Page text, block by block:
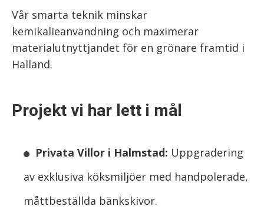
Vår smarta teknik minskar
kemikalieanvändning och maximerar
materialutnyttjandet för en grönare framtid i
Halland.
Projekt vi har lett i mål
Privata Villor i Halmstad: Uppgradering
av exklusiva köksmiljöer med handpolerade,
måttbeställda bänkskivor.